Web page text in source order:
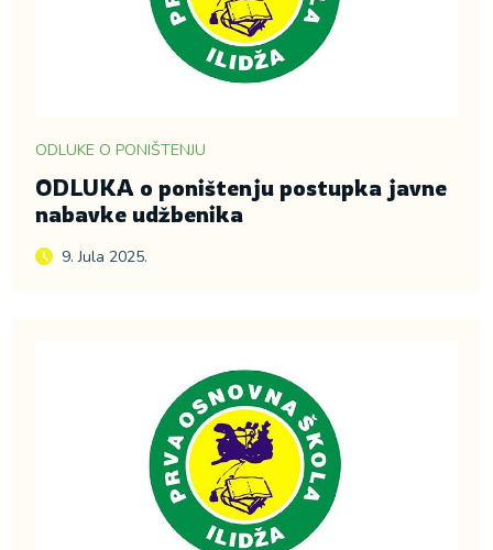
ODLUKE O PONIŠTENJU
ODLUKA o poništenju postupka javne
nabavke udžbenika
9. Jula 2025.